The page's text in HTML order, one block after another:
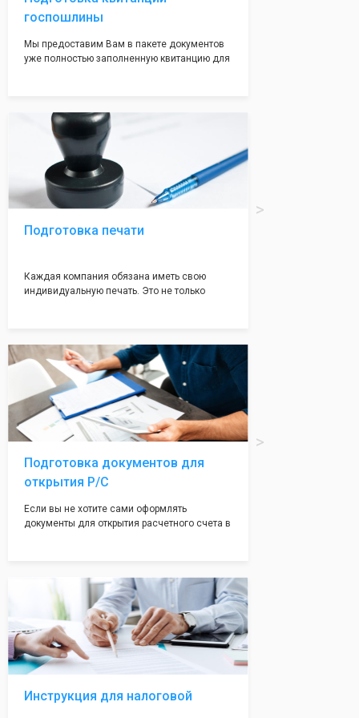
госпошлины
Мы предоставим Вам в пакете документов
уже полностью заполненную квитанцию для
посредственно в налоговой инспекции при
подаче документов на регистрацию.
Подготовка печати
Каждая компания обязана иметь свою
индивидуальную печать. Это не только
вам поможем с помощью изготовления
печати по индивидуальному эскизу, который
Вы выберете сами из нашего каталога.
Подготовка документов для
открытия Р/С
Если вы не хотите сами оформлять
документы для открытия расчетного счета в
открытия счета, с минимальным затратом
вашего времени и сил!
Инструкция для налоговой